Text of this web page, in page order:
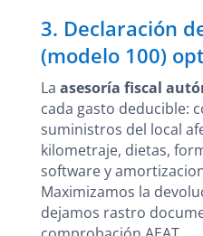
3. Declaración
(modelo 100)
La asesoría fiscal
cada gasto deducible:
suministros del local
kilometraje, dietas,
software y
Maximizamos la
dejamos rastro